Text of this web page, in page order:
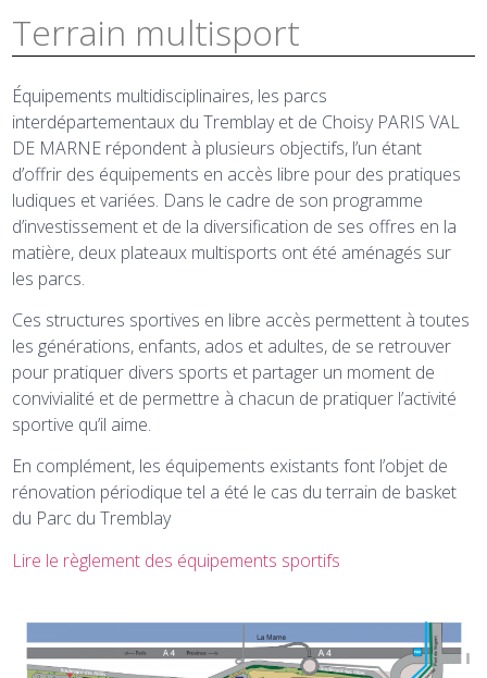
Terrain multisport
Équipements multidisciplinaires, les parcs
interdépartementaux du Tremblay et de Choisy PARIS VAL
DE MARNE répondent à plusieurs objectifs, l’un étant
d’offrir des équipements en accès libre pour des pratiques
ludiques et variées. Dans le cadre de son programme
d’investissement et de la diversification de ses offres en la
matière, deux plateaux multisports ont été aménagés sur
les parcs.
Ces structures sportives en libre accès permettent à toutes
les générations, enfants, ados et adultes, de se retrouver
pour pratiquer divers sports et partager un moment de
convivialité et de permettre à chacun de pratiquer l’activité
sportive qu’il aime.
En complément, les équipements existants font l’objet de
rénovation périodique tel a été le cas du terrain de basket
du Parc du Tremblay
Lire le règlement des équipements sportifs